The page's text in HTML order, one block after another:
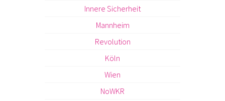
Innere Sicherheit
Mannheim
Revolution
Köln
Wien
NoWKR